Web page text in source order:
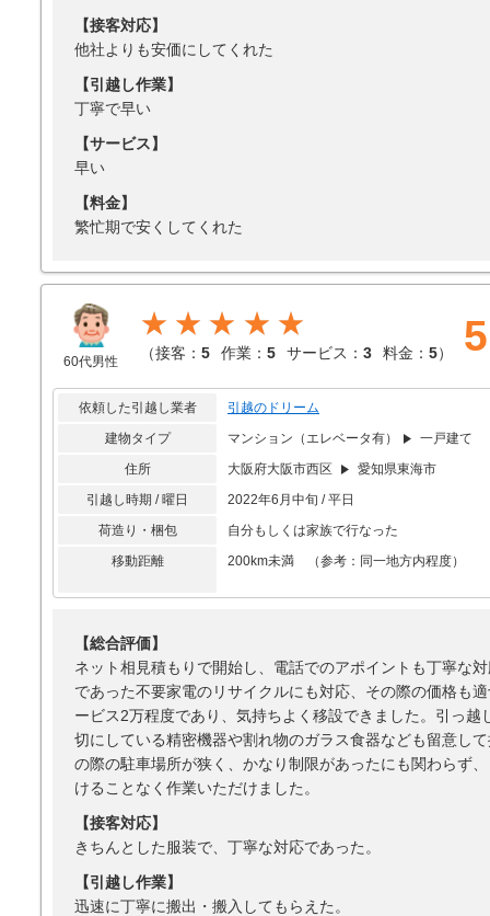
【接客対応】
他社よりも安価にしてくれた
【引越し作業】
丁寧で早い
【サービス】
早い
【料金】
繁忙期で安くしてくれた
60代男性
★★★★★
（接客： 5 作業： 5 サービス： 3 料金： 5） 5
依頼した引越し業者
引越のドリーム
建物タイプ
マンション（エレベータ有）
一戸建て
住所
大阪府大阪市西区
愛知県東海市
引越し時期 / 曜日
2022年6月中旬 / 平日
荷造り・梱包
自分もしくは家族で行なった
移動距離
200km未満 （参考：同一地方内程度）
【総合評価】
ネット相見積もりで開始し、電話でのアポイントも丁寧な
であった不要家電のリサイクルにも対応、その際の価格も
ービス2万程度であり、気持ちよく移設できました。引っ
切にしている精密機器や割れ物のガラス食器なども留意し
の際の駐車場所が狭く、かなり制限があったにも関わらず
けることなく作業いただけました。
【接客対応】
きちんとした服装で、丁寧な対応であった。
【引越し作業】
迅速に丁寧に搬出・搬入してもらえた。